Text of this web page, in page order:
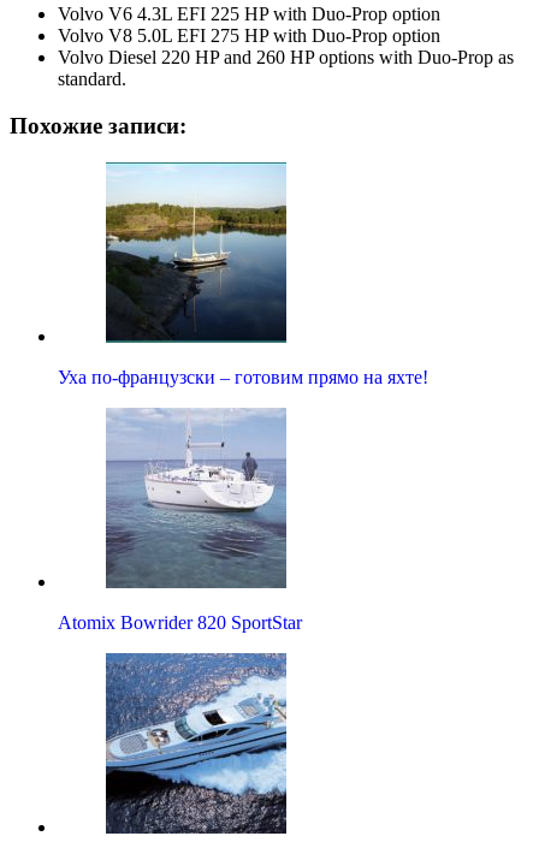
Volvo V6 4.3L EFI 225 HP with Duo-Prop option
Volvo V8 5.0L EFI 275 HP with Duo-Prop option
Volvo Diesel 220 HP and 260 HP options with Duo-Prop as
standard.
Похожие записи:
Уха по-французски – готовим прямо на яхте!
Atomix Bowrider 820 SportStar